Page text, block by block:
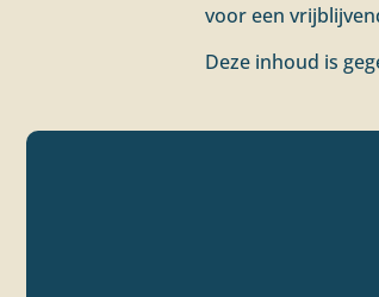
voor een
Deze inhoud is